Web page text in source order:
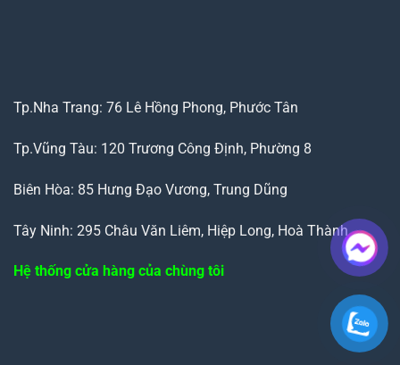
Tp.Nha Trang: 76 Lê Hồng Phong, Phước Tân
Tp.Vũng Tàu: 120 Trương Công Định, Phường 8
Biên Hòa: 85 Hưng Đạo Vương, Trung Dũng
Tây Ninh: 295 Châu Văn Liêm, Hiệp Long, Hoà Thành
Hệ thống cửa hàng của chùng tôi